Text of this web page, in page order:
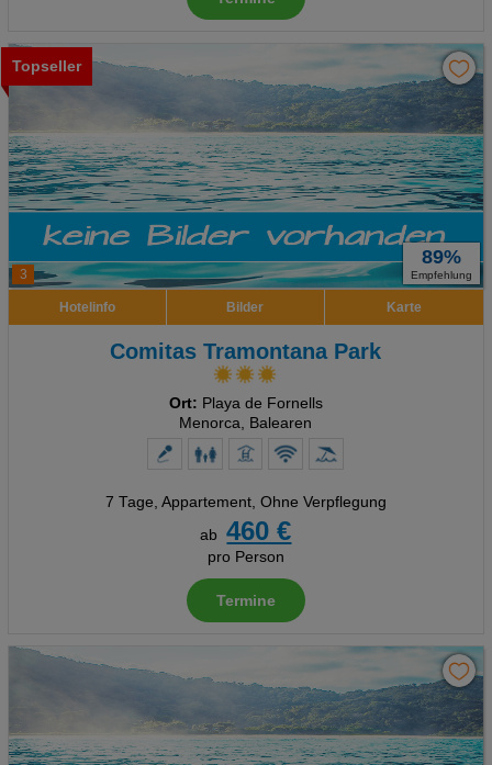
3
Topseller
89%
Empfehlung
Hotelinfo Bilder Karte
Comitas Tramontana Park
Ort: Playa de Fornells
Menorca, Balearen
7 Tage, Appartement, Ohne Verpflegung
ab
460 €
pro Person
Termine